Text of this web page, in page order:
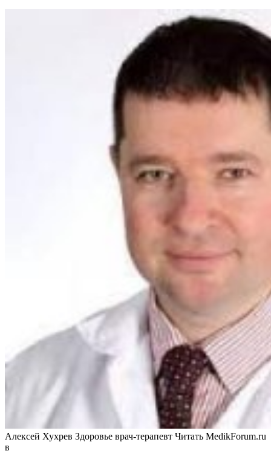
Алексей Хухрев Здоровье врач-терапевт Читать MedikForum.ru
в